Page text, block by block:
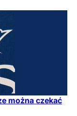
można czekać